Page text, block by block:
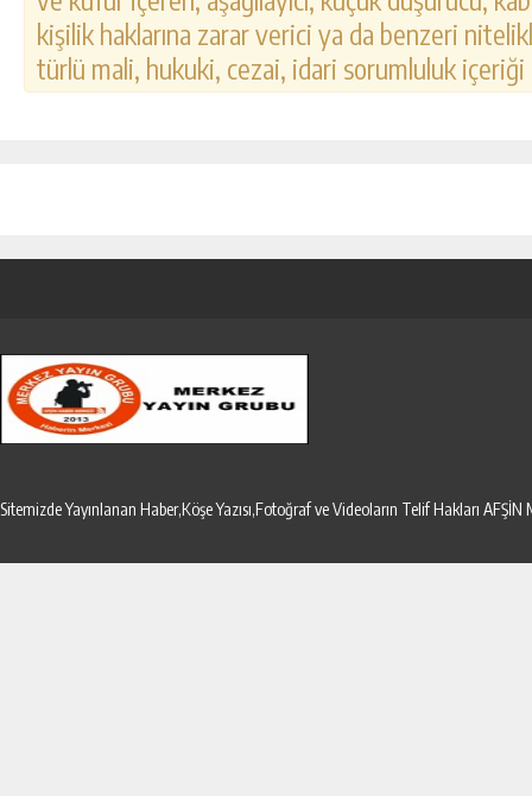
kişilik haklarına zarar verici ya da benzeri
türlü mali, hukuki, cezai, idari sorumluluk
Sitemizde Yayınlanan Haber,Köşe Yazısı,Fotoğraf ve Videoların Telif Hakları